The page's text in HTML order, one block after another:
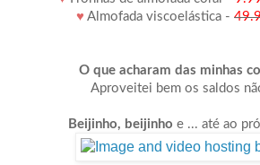
♥ Almofada viscoelástica -
O que acharam das minhas
Aproveitei bem os saldos
Beijinho, beijinho e ... até ao